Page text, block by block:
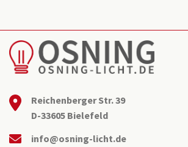
Reichenberger Str. 39
D-33605 Bielefeld
info@osning-licht.de